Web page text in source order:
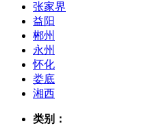
张家界
益阳
郴州
永州
怀化
娄底
湘西
类别：